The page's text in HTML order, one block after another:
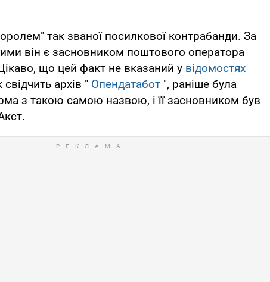
так званої посилкової контрабанди. За
він є засновником поштового оператора
що цей факт не вказаний у відомостях
архів " Опендатабот ", раніше була
з такою самою назвою, і її засновником був